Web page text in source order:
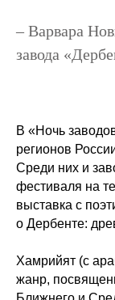
– Варвара
завода
В «Ночь
регионов
Среди них и
фестиваля на
выставка с
о Дербенте:
Хамрийят (с
жанр,